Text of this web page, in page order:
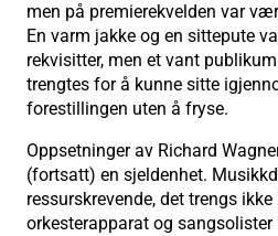
men på premierekvelden var
En varm jakke og en sittepute
rekvisitter, men et vant
trengtes for å kunne sitte
forestillingen uten å fryse.
Oppsetninger av Richard
(fortsatt) en sjeldenhet.
ressurskrevende, det trengs
orkesterapparat og